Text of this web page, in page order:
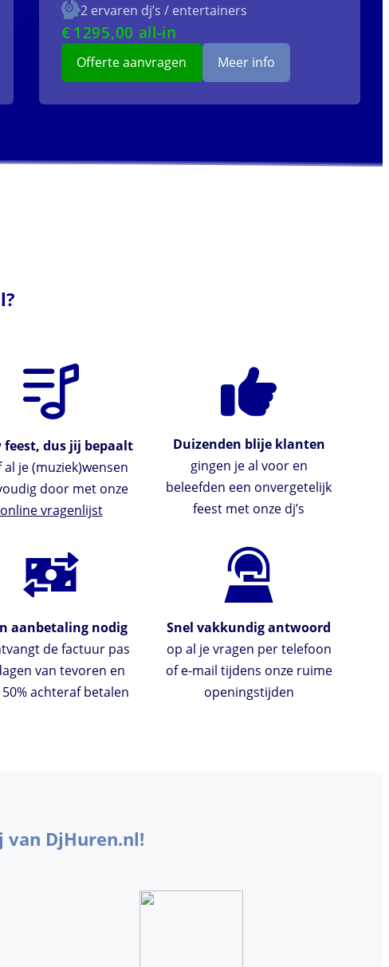
2 ervaren dj’s / entertainers
€ 1295,00 all-in
Offerte aanvragen Meer info
feest, dus jij bepaalt
al je (muziek)wensen
door met onze
online vragenlijst
Duizenden blije klanten
gingen je al voor en
beleefden een onvergetelijk
feest met onze dj’s
aanbetaling nodig
de factuur pas
van tevoren en
achteraf betalen
Snel vakkundig antwoord
op al je vragen per telefoon
of e-mail tijdens onze ruime
openingstijden
DjHuren.nl!